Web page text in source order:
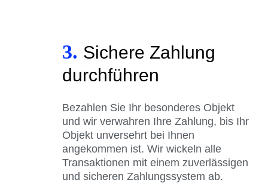
3. Sichere Zahlung
durchführen
Bezahlen Sie Ihr besonderes Objekt
und wir verwahren Ihre Zahlung, bis Ihr
Objekt unversehrt bei Ihnen
angekommen ist. Wir wickeln alle
Transaktionen mit einem zuverlässigen
und sicheren Zahlungssystem ab.